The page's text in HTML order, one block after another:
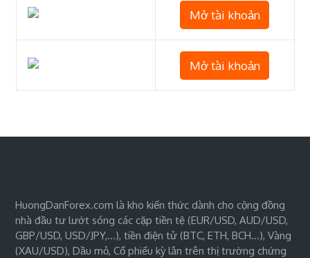
Mở tài khoản
Mở tài khoản
HuongDanForex.com là kho kiến thức dành cho cộng đồng
nhà đầu tư lướt sóng các cặp tiền tệ (EUR/USD, AUD/USD,
GBP/USD, USD/JPY,…), tiền điện tử (BTC, ETH, BCH…), Vàng
(XAU/USD), Dầu mỏ, Cổ phiếu kỳ lân trên thị trường chứng